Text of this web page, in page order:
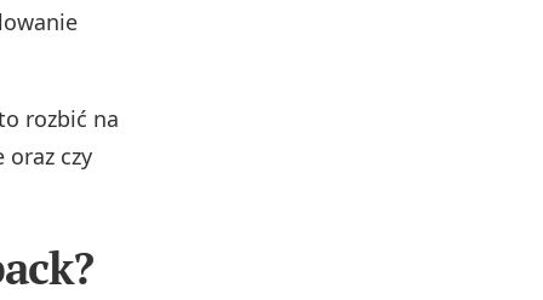
rozbić na
oraz czy